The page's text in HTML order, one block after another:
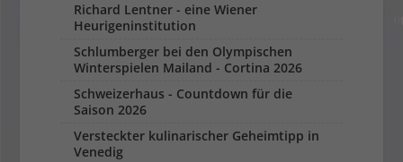
Richard Lentner - eine Wiener
Heurigeninstitution
Schlumberger bei den Olympischen
Winterspielen Mailand - Cortina 2026
Schweizerhaus - Countdown für die
Saison 2026
Versteckter kulinarischer Geheimtipp in
Venedig